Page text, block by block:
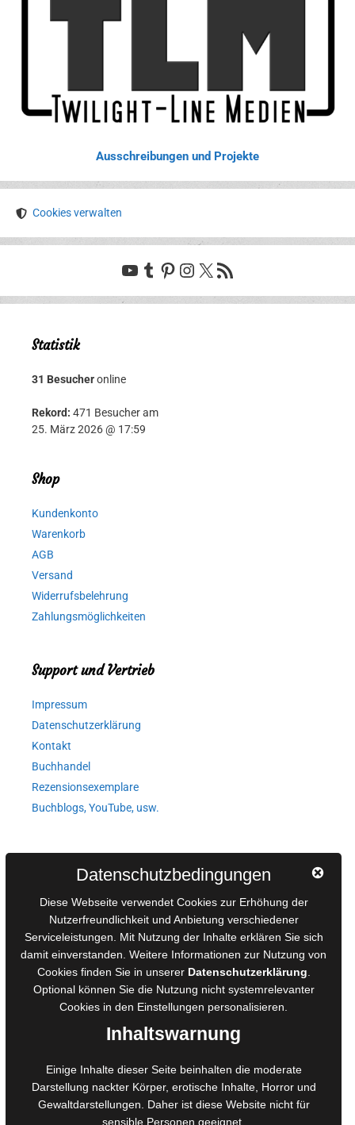
Ausschreibungen und Projekte
Cookies verwalten
YouTube
Tumblr
Pinterest
Instagram
X RSS-Feed
Statistik
31 Besucheronline
Rekord: 471 Besucher am
25. März 2026 @ 17:59
Shop
Kundenkonto
Warenkorb
AGB
Versand
Widerrufsbelehrung
Zahlungsmöglichkeiten
Support und Vertrieb
Impressum
Datenschutzerklärung
Kontakt
Buchhandel
Rezensionsexemplare
Buchblogs, YouTube, usw.
AGB für Medienprojekte
Online-Artikel
Manuskripte einreichen
Ausschreibungen
Belegexemplare
Eigenbedarfsexemplare
Foto- und Bildbearbeitung
Fotorestauration
Datenschutzbedingungen
Diese Webseite verwendet Cookies zur Erhöhung der
Nutzerfreundlichkeit und Anbietung verschiedener
Serviceleistungen. Mit Nutzung der Inhalte erklären Sie sich
damit einverstanden. Weitere Informationen zur Nutzung von
Cookies finden Sie in unserer Datenschutzerklärung
Optional können Sie die Nutzung nicht systemrelevanter
Cookies in den Einstellungen personalisieren.
Inhaltswarnung
Einige Inhalte dieser Seite beinhalten die moderate
Darstellung nackter Körper, erotische Inhalte, Horror und
Gewaltdarstellungen. Daher ist diese Website nicht für
sensible Personen geeignet.